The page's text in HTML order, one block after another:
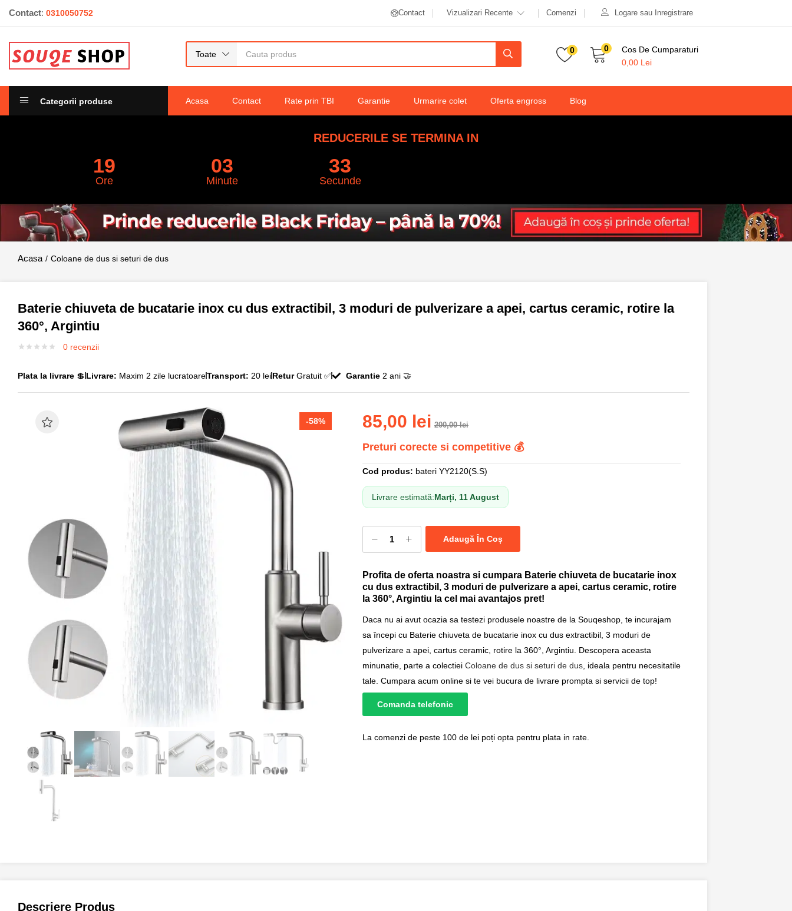
Contact: 0310050752 Contact Vizualizari Recente Comenzi Logare sau Inregistrare
Toate 0 0
Cos De Cumparaturi
0,00 Lei
Categorii produse Acasa Contact Rate prin TBI Garantie Urmarire colet Oferta engross Blog
REDUCERILE SE TERMINA IN
19
Ore
03
Minute
33
Secunde
Coloane de dus si seturi de dus
Baterie chiuveta de bucatarie inox cu dus extractibil, 3 moduri de pulverizare a apei, cartus ceramic, rotire la
360°, Argintiu
0 recenzii
Plata la livrare 💲 Livrare: Maxim 2 zile lucratoareTransport: 20 leiReturGratuit ✅ Garantie2 ani 🤝
-58% 85,00 lei 200,00lei
Preturi corecte si competitive 💰
Cod produs: bateri YY2120(S.S)
Livrare estimată:Marți, 11 August
Adaugă În Coș
Profita de oferta noastra si cumpara Baterie chiuveta de bucatarie inox
cu dus extractibil, 3 moduri de pulverizare a apei, cartus ceramic, rotire
la 360°, Argintiu la cel mai avantajos pret!
Daca nu ai avut ocazia sa testezi produsele noastre de la Souqeshop, te incurajam
sa începi cu Baterie chiuveta de bucatarie inox cu dus extractibil, 3 moduri de
pulverizare a apei, cartus ceramic, rotire la 360°, Argintiu. Descopera aceasta
minunatie, parte a colectiei Coloane de dus si seturi de dus , ideala pentru necesitatile
tale. Cumpara acum online si te vei bucura de livrare prompta si servicii de top!
Comanda telefonic
La comenzi de peste 100 de lei poți opta pentru plata in rate.
Descriere Produs